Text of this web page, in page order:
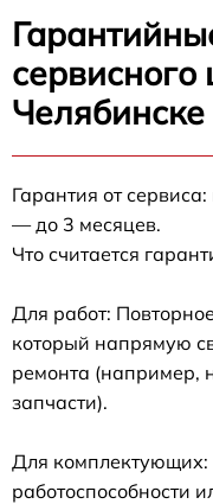
сервисного
Челябинске
Гарантия от
— до 3 месяцев.
Что считается
Для работ:
который напрямую
ремонта (например,
запчасти).
Для комплектующих:
работоспособности